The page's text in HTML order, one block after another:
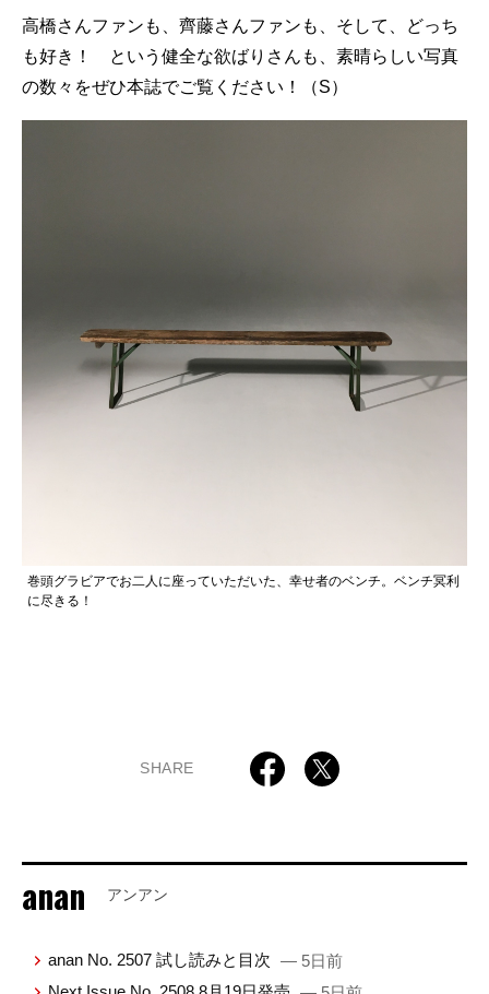
高橋さんファンも、齊藤さんファンも、そして、どっち
も好き！ という健全な欲ばりさんも、素晴らしい写真
の数々をぜひ本誌でご覧ください！（S）
巻頭グラビアでお二人に座っていただいた、幸せ者のベンチ。ベンチ冥利
に尽きる！
SHARE
anan アンアン
anan No. 2507 試し読みと目次 — 5日前